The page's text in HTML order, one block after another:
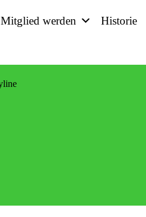
Mitglied werden Historie